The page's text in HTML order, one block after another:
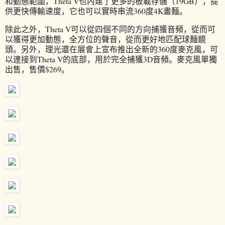
供更快傳輸速度，它也可以實時串流360度4K畫麵。
除此之外，Theta V可以從四個不同的方向捕獲音頻，從而可
以獲得更加動態，全方位的聲音，從而更好地匹配球麵鏡
頭。另外，理光還在展會上宣布推出全新的360度麥克風，可
以連接到Theta V的底部，用於完全捕獲3D音頻。麥克風單獨
出售，售價$269。